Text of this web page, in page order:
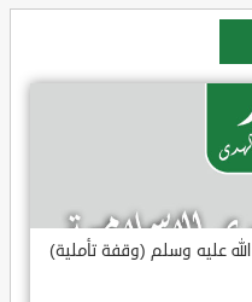
عليه وسلم (وقفة تأملية)